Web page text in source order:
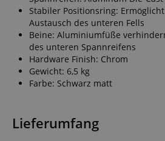
Stabiler Positionsring:
Austausch des unteren Fells
Beine: Aluminiumfüße
des unteren Spannreifens
Hardware Finish: Chrom
Gewicht: 6,5 kg
Farbe: Schwarz matt
Lieferumfang